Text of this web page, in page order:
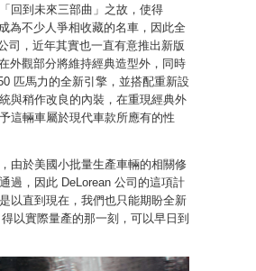
回到未來三部曲」之故，使得
為不少人爭相收藏的名車，因此全
司，近年其實也一直有意推出新版
外觀部分將維持經典造型外，同時
匹馬力的全新引擎，並搭配重新設
與稍作改良的內裝，在重現經典外
這輛車屬於現代車款所應有的性
由於美國小批量生產車輛的相關修
過，因此 DeLorean 公司的這項計
以直到現在，我們也只能期盼全新
以實際量產的那一刻，可以早日到